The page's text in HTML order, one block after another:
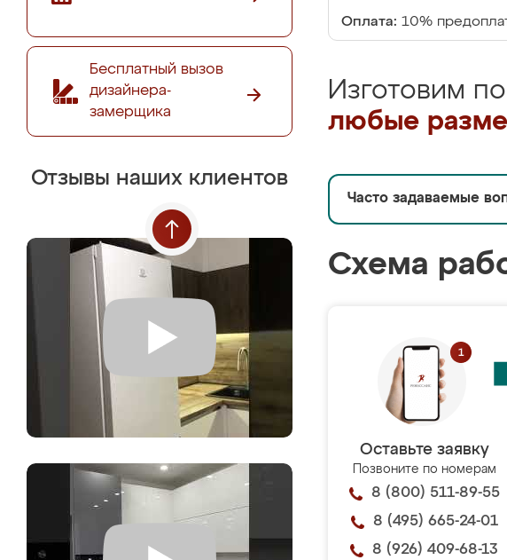
Бесплатный вызов
дизайнера-
замерщика
Отзывы наших клиентов
Оплата: 10%
Изготовим
любые
Часто задаваемые
Схема
Оставьте заявку
Позвоните по номерам
8 (800) 511-89-55
8 (495) 665-24-01
8 (926) 409-68-13